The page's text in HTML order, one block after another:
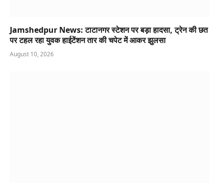
Jamshedpur News: टाटानगर स्टेशन पर बड़ा हादसा, ट्रेन की छत
पर टहल रहा युवक हाईटेंशन तार की चपेट में आकर झुलसा
August 10, 2026